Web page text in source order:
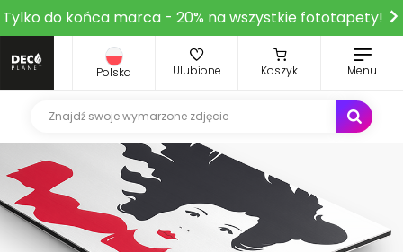
Tylko do końca marca - 20% na wszystkie fototapety!
Polska Ulubione Koszyk Menu